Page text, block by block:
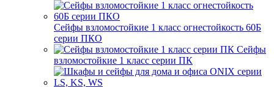
Сейфы взломостойкие 1 класс огнестойкость 60Б
серии ПКО
Сейфы
взломостойкие 1 класс серии ПК